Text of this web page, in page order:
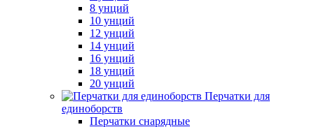
8 унций
10 унций
12 унций
14 унций
16 унций
18 унций
20 унций
Перчатки для
единоборств
Перчатки снарядные